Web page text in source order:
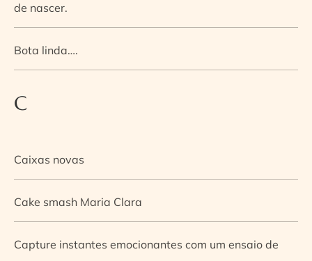
de nascer.
Bota linda….
C
Caixas novas
Cake smash Maria Clara
Capture instantes emocionantes com um ensaio de